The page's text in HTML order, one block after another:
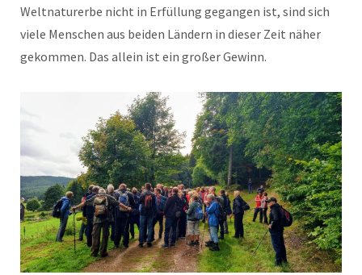
Weltnaturerbe nicht in Erfüllung gegangen ist, sind sich
viele Menschen aus beiden Ländern in dieser Zeit näher
gekommen. Das allein ist ein großer Gewinn.